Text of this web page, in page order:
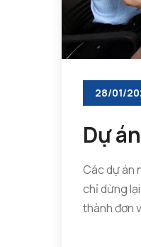
28/01/
Dự
Các dự án
chỉ dừng
thành đơn